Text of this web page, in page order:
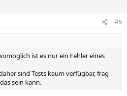
#5
ist es nur ein Fehler eines
sind Tests kaum verfügbar, frag
sein kann.